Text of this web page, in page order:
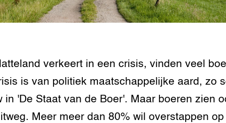
Aanpakken
Digitalisering &
en
verkeert in een crisis, vinden veel
is van politiek maatschappelijke aard, zo
in 'De Staat van de Boer'. Maar boeren zien
Meer meer dan 80% wil overstappen